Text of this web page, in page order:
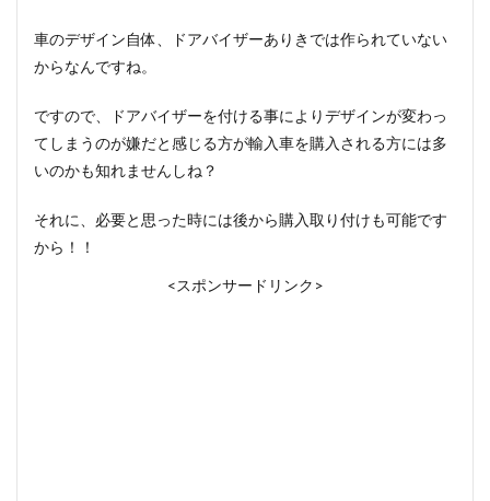
車のデザイン自体、ドアバイザーありきでは作られていない
からなんですね。
ですので、ドアバイザーを付ける事によりデザインが変わっ
てしまうのが嫌だと感じる方が輸入車を購入される方には多
いのかも知れませんしね？
それに、必要と思った時には後から購入取り付けも可能です
から！！
<スポンサードリンク>